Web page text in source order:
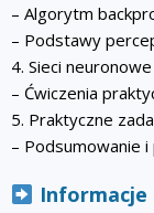
– Algorytm
– Podstawy
4. Sieci
– Ćwiczenia
5. Praktyczne
– Podsumowanie i
Informacje